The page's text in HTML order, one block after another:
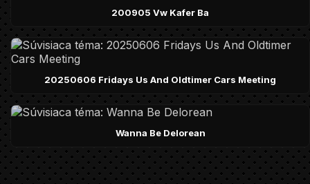
200905 Vw Kafer Ba
20250606 Fridays Us And Oldtimer Cars Meeting
Wanna Be Delorean